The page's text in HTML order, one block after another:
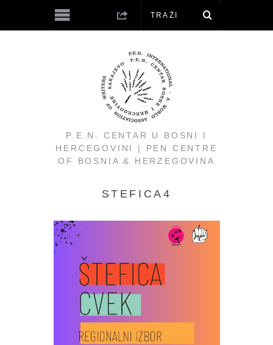
P.E.N. CENTAR U BOSNI I
HERCEGOVINI | PEN CENTRE
OF BOSNIA & HERZEGOVINA
STEFICA4